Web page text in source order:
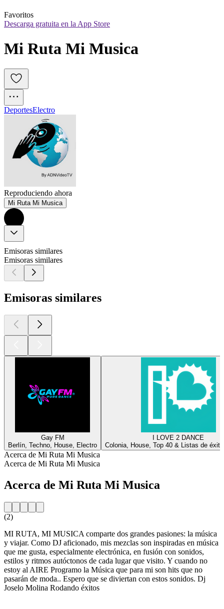
Favoritos
Descarga gratuita en la App Store
Mi Ruta Mi Musica
DeportesElectro
Reproduciendo ahora
Mi Ruta Mi Musica
Emisoras similares
Emisoras similares
Emisoras similares
Gay FM
Berlín, Techno, House, Electro
I LOVE 2 DANCE
Colonia, House, Top 40 & Listas de
Acerca de Mi Ruta Mi Musica
Acerca de Mi Ruta Mi Musica
Acerca de Mi Ruta Mi Musica
(2)
MI RUTA, MI MUSICA comparte dos grandes pasiones: la música
y viajar. Como DJ aficionado, mis mezclas son inspiradas en música
que me gusta, especialmente electrónica, en fusión con sonidos,
estilos y ritmos autóctonos de cada lugar que visito. Y cuando no
estoy al AIRE Programo la Música que para mi son hits que no
pasarán de moda.. Espero que se diviertan con estos sonidos. Dj
Joselo Molina Rodando éxitos